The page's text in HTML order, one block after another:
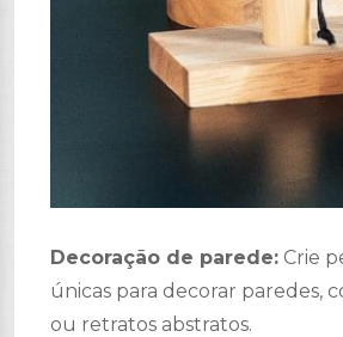
Decoração de parede: Crie
únicas para decorar paredes,
ou retratos abstratos.